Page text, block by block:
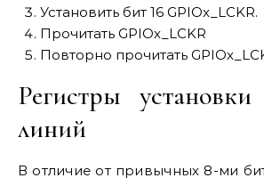
Установить бит 16 GPIOx_LCKR.
Прочитать GPIOx_LCKR
Повторно прочитать
Регистры установки
линий
В отличие от привычных 8-ми